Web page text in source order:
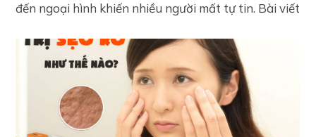
đến ngoại hình khiến nhiều người mất tự tin. Bài viết